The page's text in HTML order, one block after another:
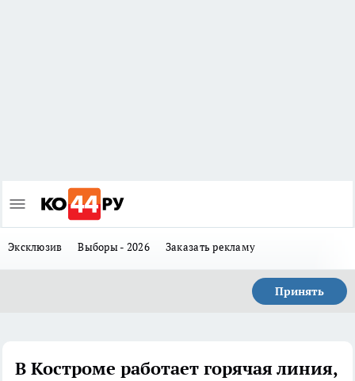
Эксклюзив Выборы - 2026 Заказать рекламу
Принять
В Костроме работает горячая линия,